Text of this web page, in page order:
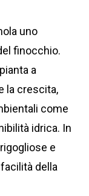
uno
finocchio.
a
la crescita,
come
idrica. In
e
della